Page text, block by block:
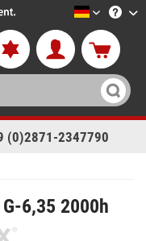
LTT-
(0)2871-2347790
6,35 2000h